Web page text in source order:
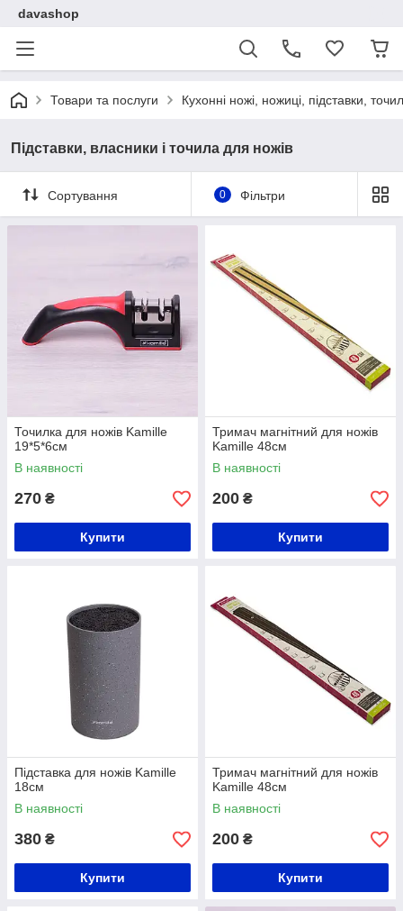
davashop
Товари та послуги Кухонні ножі, ножиці, підставки,
Підставки, власники і точила для ножів
Сортування 0 Фільтри
Точилка для ножів Kamille
19*5*6см
В наявності
270 ₴
Купити
Тримач магнітний для ножів
Kamille 48см
В наявності
200 ₴
Купити
Підставка для ножів Kamille
18см
В наявності
380 ₴
Купити
Тримач магнітний для ножів
Kamille 48см
В наявності
200 ₴
Купити